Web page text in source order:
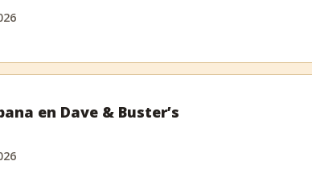
en Dave & Buster’s